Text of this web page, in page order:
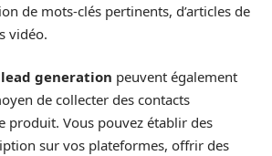
de mots-clés pertinents, d’articles de
vidéo.
lead generation peuvent également
de collecter des contacts
produit. Vous pouvez établir des
sur vos plateformes, offrir des